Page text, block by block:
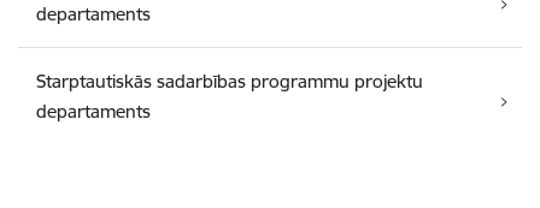
departaments
Starptautiskās sadarbības programmu projektu
departaments